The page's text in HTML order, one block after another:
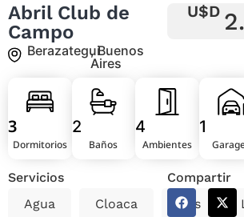
Abril Club de
Campo
Berazategui, Buenos
Aires
U$D
3
Dormitorios
2
Baños
4
Ambientes
1
Servicios
Agua
Cloaca Gas
Compartir